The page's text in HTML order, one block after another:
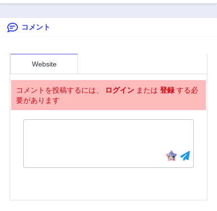
ふもふ従者
コメント
Website
コメントを投稿するには、 ログイン または 登録する必
要があります